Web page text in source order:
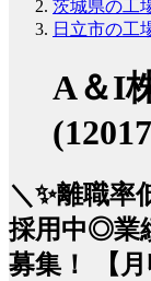
茨城県の工
日立市の工
A＆I
＼✨離職
採用中◎業
募集！ 【